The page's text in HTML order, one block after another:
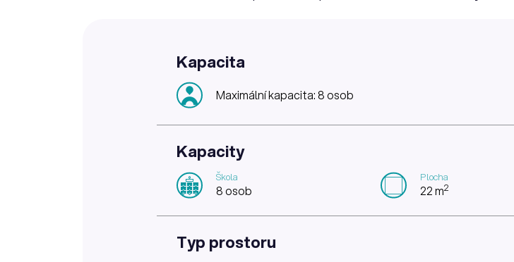
Kapacita
Maximální kapacita: 8 osob
Kapacity
Škola
8 osob
Plocha
22 m2
Typ prostoru